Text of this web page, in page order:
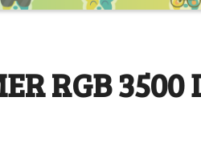
RGB 3500